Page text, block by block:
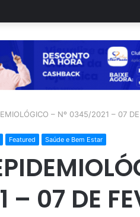
– Nº 0345/2021 – 07
Featured Saúde e Bem Estar
07 DE